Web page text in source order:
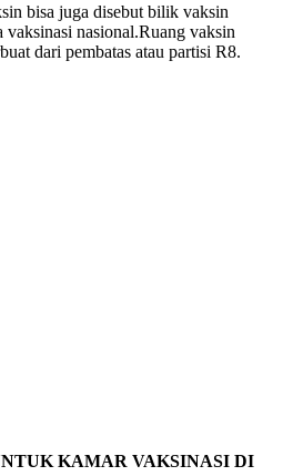
bisa juga disebut bilik vaksin
vaksinasi nasional.Ruang vaksin
dari pembatas atau partisi R8.
KAMAR VAKSINASI DI